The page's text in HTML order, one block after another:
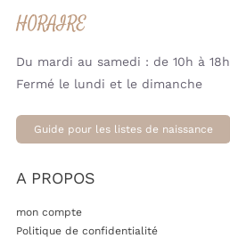
HORAIRE
Du mardi au samedi : de 10h à 18h
Fermé le lundi et le dimanche
Guide pour les listes de naissance
A PROPOS
mon compte
Politique de confidentialité